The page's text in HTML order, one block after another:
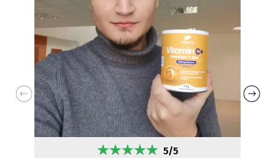
5/5